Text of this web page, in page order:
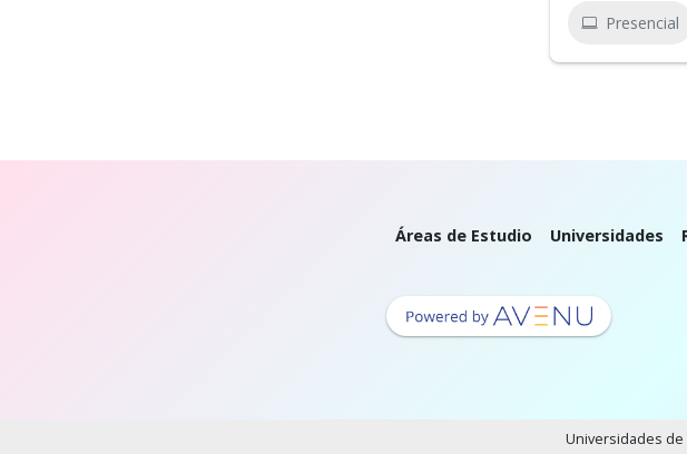
Presencial
Áreas de Estudio Universidades
Universidades